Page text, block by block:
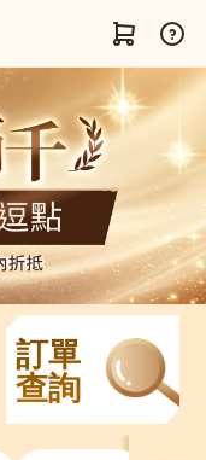
訂單
查詢